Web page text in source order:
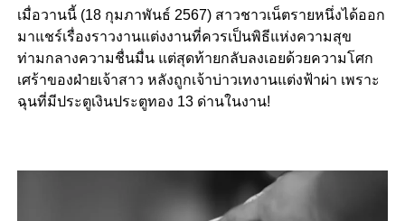
เมื่อวานนี้ (18 กุมภาพันธ์ 2567) สาวชาวเน็ตรายหนึ่งได้ออก
มาแชร์เรื่องราวงานแต่งงานที่ควรเป็นพิธีแห่งความสุข
ท่ามกลางความชื่นมื่น แต่สุดท้ายกลับลงเอยด้วยความโศก
เศร้าของฝ่ายเจ้าสาว หลังถูกเจ้าบ่าวเทงานแต่งฟ้าผ่า เพราะ
ฉุนที่มีประตูเงินประตูทอง 13 ด่านในงาน!